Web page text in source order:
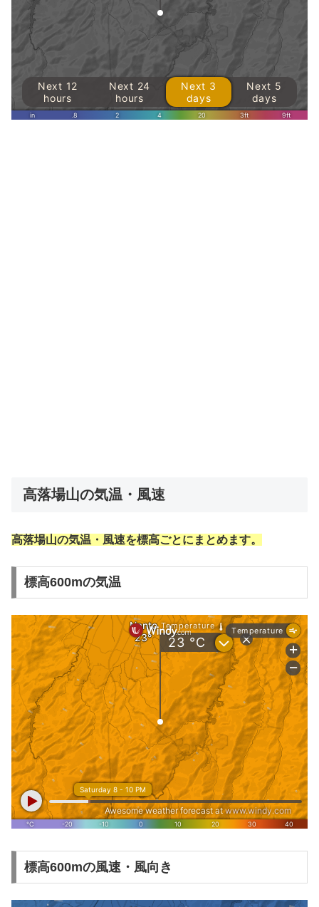
高落場山の気温・風速
高落場山の気温・風速を標高ごとにまとめます。
標高600mの気温
標高600mの風速・風向き